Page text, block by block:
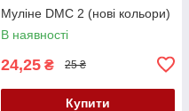
Муліне DMC 2 (нові кольори)
В наявності
24,25 ₴ 25 ₴
Купити